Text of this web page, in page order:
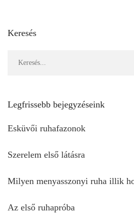
Keresés
Legfrissebb bejegyzéseink
Esküvői ruhafazonok
Szerelem első látásra
Milyen menyasszonyi ruha illik
Az első ruhapróba